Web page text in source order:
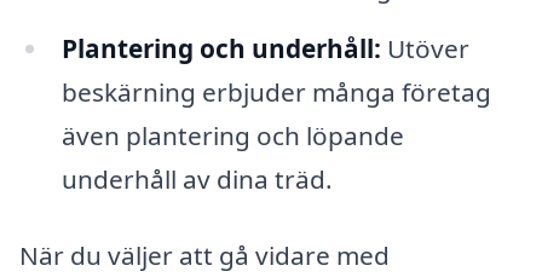
Plantering och underhåll: Utöver
beskärning erbjuder många företag
även plantering och löpande
underhåll av dina träd.
När du väljer att gå vidare med